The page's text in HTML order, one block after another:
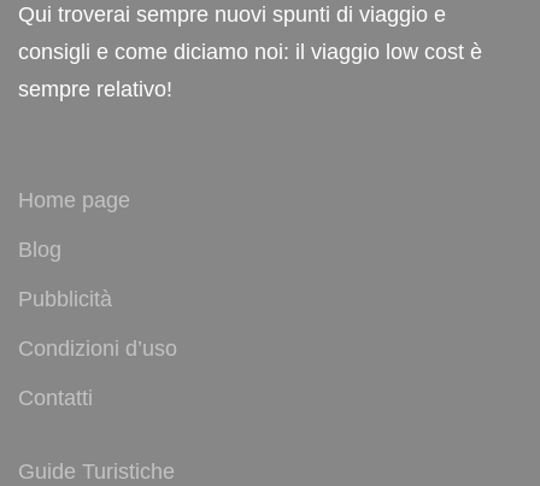
Qui troverai sempre nuovi spunti di viaggio e
consigli e come diciamo noi: il viaggio low cost è
sempre relativo!
Home page
Blog
Pubblicità
Condizioni d’uso
Contatti
Guide Turistiche